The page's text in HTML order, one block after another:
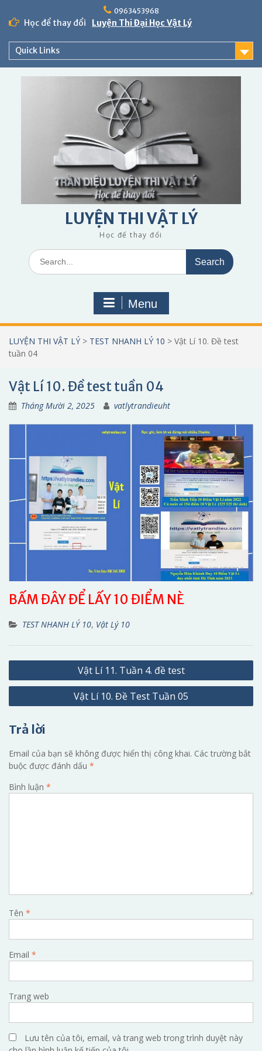
content
0963453968
Học để thay đổi Luyện Thi Đại Học Vật Lý
Quick Links
LUYỆN THI VẬT LÝ
Học để thay đổi
Search
for:
Menu
LUYỆN THI VẬT LÝ > TEST NHANH LÝ 10 > Vật Lí 10. Đề test
tuần 04
Vật Lí 10. Đề test tuần 04
Tháng Mười 2, 2025 vatlytrandieuht
BẤM ĐÂY ĐỂ LẤY 10 ĐIỂM NÈ
TEST NHANH LÝ 10, Vật Lý 10
Điều
hướng
Vật Lí 11. Tuần 4. đề test
Vật Lí 10. Đề Test Tuần 05
Trả lời
Email của bạn sẽ không được hiển thị công khai. Các trường bắt
buộc được đánh dấu *
Bình luận *
Tên *
Email *
Trang web
Lưu tên của tôi, email, và trang web trong trình duyệt này